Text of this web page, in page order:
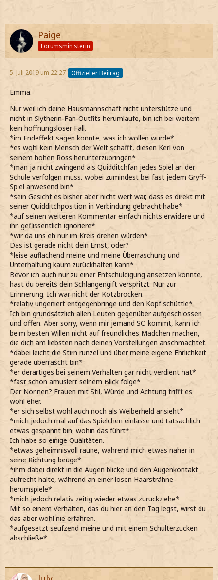
Paige
Forumsministerin
5. Juli 2019 um 22:27 Offizieller Beitrag
Emma.
Nur weil ich deine Hausmannschaft nicht unterstütze und
nicht in Slytherin-Fan-Outfits herumlaufe, bin ich bei weitem
kein hoffnungsloser Fall.
*im Endeffekt sagen könnte, was ich wollen würde*
*es wohl kein Mensch der Welt schafft, diesen Kerl von
seinem hohen Ross herunterzubringen*
*man ja nicht zwingend als Quidditchfan jedes Spiel an der
Schule verfolgen muss, wobei zumindest bei fast jedem Gryff-
Spiel anwesend bin*
*sein Gesicht es bisher aber nicht wert war, dass es direkt mit
seiner Quidditchposition in Verbindung gebracht habe*
*auf seinen weiteren Kommentar einfach nichts erwidere und
ihn geflissentlich ignoriere*
*wir da uns eh nur im Kreis drehen würden*
Das ist gerade nicht dein Ernst, oder?
*leise auflachend meine und meine Überraschung und
Unterhaltung kaum zurückhalten kann*
Bevor ich auch nur zu einer Entschuldigung ansetzen konnte,
hast du bereits dein Schlangengift verspritzt. Nur zur
Erinnerung. Ich war nicht der Kotzbrocken.
*relativ ungeniert entgegenbringe und den Kopf schüttle*
Ich bin grundsätzlich allen Leuten gegenüber aufgeschlossen
und offen. Aber sorry, wenn mir jemand SO kommt, kann ich
beim besten Willen nicht auf freundliches Mädchen machen,
die dich am liebsten nach deinen Vorstellungen anschmachtet.
*dabei leicht die Stirn runzel und über meine eigene Ehrlichkeit
gerade überrascht bin*
*er derartiges bei seinem Verhalten gar nicht verdient hat*
*fast schon amüsiert seinem Blick folge*
Der Nonnen? Frauen mit Stil, Würde und Achtung trifft es
wohl eher.
*er sich selbst wohl auch noch als Weiberheld ansieht*
*mich jedoch mal auf das Spielchen einlasse und tatsächlich
etwas gespannt bin, wohin das führt*
Ich habe so einige Qualitäten.
*etwas geheimnisvoll raune, während mich etwas näher in
seine Richtung beuge*
*ihm dabei direkt in die Augen blicke und den Augenkontakt
aufrecht halte, während an einer losen Haarsträhne
herumspiele*
*mich jedoch relativ zeitig wieder etwas zurückziehe*
Mit so einem Verhalten, das du hier an den Tag legst, wirst du
das aber wohl nie erfahren.
*aufgesetzt seufzend meine und mit einem Schulterzucken
abschließe*